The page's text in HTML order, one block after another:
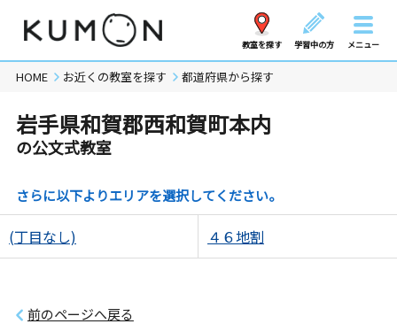
教室を探す 学習中の方 メニュー
HOME お近くの教室を探す 都道府県から探す
岩手県和賀郡西和賀町本内
の公文式教室
さらに以下よりエリアを選択してください。
(丁目なし) ４６地割
前のページへ戻る